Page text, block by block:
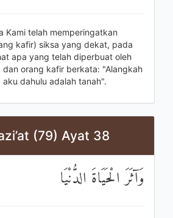
Kami telah memperingatkan
kafir) siksa yang dekat, pada
apa yang telah diperbuat oleh
orang kafir berkata: "Alangkah
dahulu adalah tanah".
(79) Ayat 38
وَآثَرَ الْحَيَاةَ الدُّنْيَا